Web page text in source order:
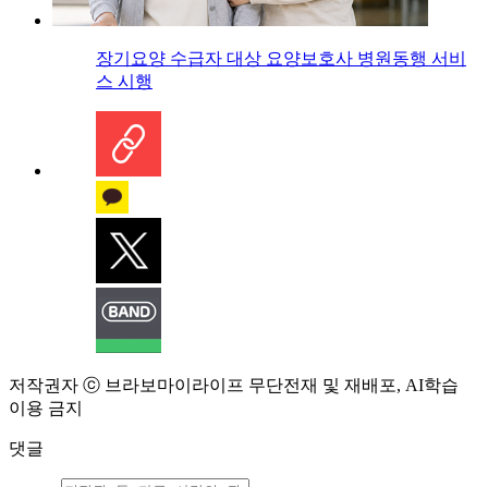
장기요양 수급자 대상 요양보호사 병원동행 서비
스 시행
저작권자 ⓒ 브라보마이라이프 무단전재 및 재배포, AI학습
이용 금지
댓글